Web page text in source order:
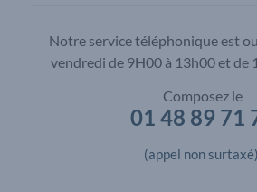
Notre service téléphonique est
vendredi de 9H00 à 13h00 et de
Composez le
01 48 89 71
(appel non